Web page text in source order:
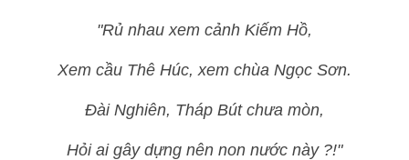
"Rủ nhau xem cảnh Kiếm Hồ,
Xem cầu Thê Húc, xem chùa Ngọc Sơn.
Đài Nghiên, Tháp Bút chưa mòn,
Hỏi ai gây dựng nên non nước này ?!"